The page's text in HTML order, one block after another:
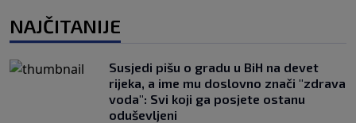
NAJČITANIJE
Susjedi pišu o gradu u BiH na devet
rijeka, a ime mu doslovno znači "zdrava
voda": Svi koji ga posjete ostanu
oduševljeni